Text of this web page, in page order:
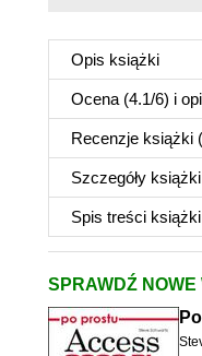
Opis książki
Ocena (4.1/6) i
Recenzje książki
Szczegóły książki
Spis treści książki
SPRAWDŹ NOWE